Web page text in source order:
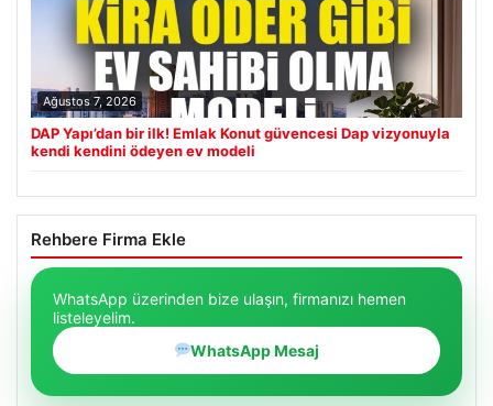
Ağustos 7, 2026
DAP Yapı’dan bir ilk! Emlak Konut güvencesi Dap vizyonuyla
kendi kendini ödeyen ev modeli
Rehbere Firma Ekle
WhatsApp üzerinden bize ulaşın, firmanızı hemen
listeleyelim.
WhatsApp Mesaj